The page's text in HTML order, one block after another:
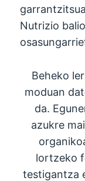
Nutrizio
Beheko
moduan
da.
azukre
lortzeko
testigantza